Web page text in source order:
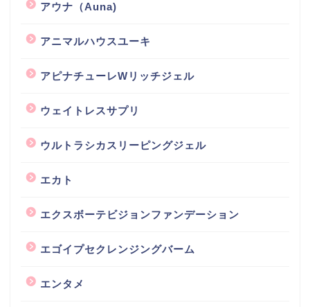
アウナ（Auna)
アニマルハウスユーキ
アピナチューレWリッチジェル
ウェイトレスサプリ
ウルトラシカスリーピングジェル
エカト
エクスボーテビジョンファンデーション
エゴイプセクレンジングバーム
エンタメ